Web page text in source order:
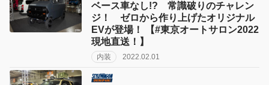
ベース車なし!? 常識破りのチャレン
ジ！ ゼロから作り上げたオリジナル
EVが登場！ 【#東京オートサロン2022
現地直送！】
内装 2022.02.01